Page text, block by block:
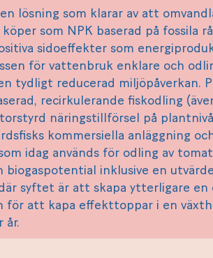
lösning som klarar av att
som NPK baserad på fossila
sidoeffekter som
för vattenbruk enklare och
tydligt reducerad
recirkulerande fiskodling
näringstillförsel på
kommersiella anläggning
idag används för odling av
biogaspotential inklusive en
syftet är att skapa ytterligare en
för att kapa effekttoppar i en
år.